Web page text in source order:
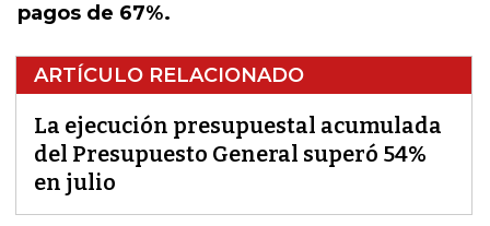
pagos de 67%.
ARTÍCULO RELACIONADO
La ejecución presupuestal acumulada
del Presupuesto General superó 54%
en julio